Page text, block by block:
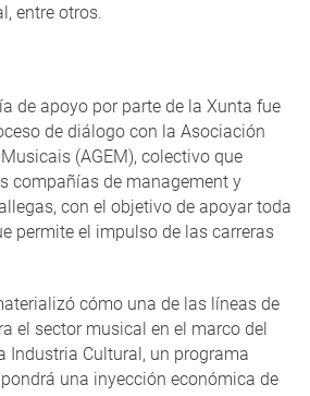
entre otros.
de apoyo por parte de la Xunta fue
de diálogo con la Asociación
(AGEM), colectivo que
compañías de management y
con el objetivo de apoyar toda
permite el impulso de las carreras
cómo una de las líneas de
el sector musical en el marco del
Industria Cultural, un programa
una inyección económica de